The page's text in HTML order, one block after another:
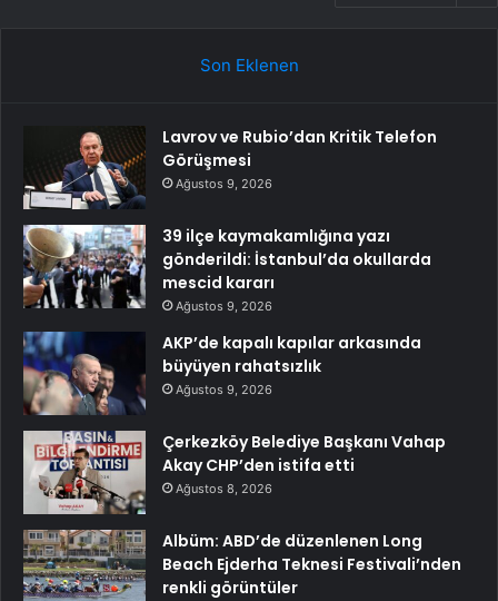
Son Eklenen
Lavrov ve Rubio’dan Kritik Telefon
Görüşmesi
Ağustos 9, 2026
39 ilçe kaymakamlığına yazı
gönderildi: İstanbul’da okullarda
mescid kararı
Ağustos 9, 2026
AKP’de kapalı kapılar arkasında
büyüyen rahatsızlık
Ağustos 9, 2026
Çerkezköy Belediye Başkanı Vahap
Akay CHP’den istifa etti
Ağustos 8, 2026
Albüm: ABD’de düzenlenen Long
Beach Ejderha Teknesi Festivali’nden
renkli görüntüler